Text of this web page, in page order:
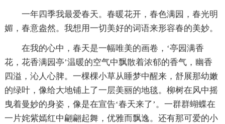
一年四季我最爱春天。春暖花开，春色满园，春光明
媚，春意盎然。我想用一切美好的词语来形容春的美妙。
在我的心中，春天是一幅唯美的画卷，‘亭园满香
花，花香满园亭’温暖的空气中飘散着浓郁的香气，幽香
四溢，沁人心脾。一棵棵小草从睡梦中醒来，舒展那幼嫩
的绿叶，像给大地铺上了一层美丽的地毯。柳树在风中摇
曳着曼妙的身姿，像是在宣告‘春天来了’。一群群蝴蝶在
一片姹紫嫣红中翩翩起舞，优雅而飘逸。还有那可爱的小